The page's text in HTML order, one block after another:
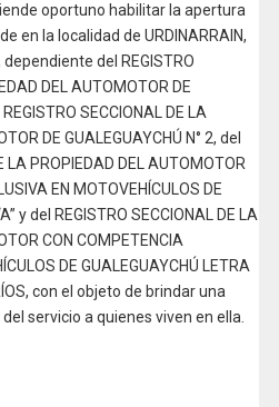
oportuno habilitar la apertura
en la localidad de URDINARRAIN,
dependiente del REGISTRO
DEL AUTOMOTOR DE
SECCIONAL DE LA
DE GUALEGUAYCHÚ N° 2, del
LA PROPIEDAD DEL AUTOMOTOR
EN MOTOVEHÍCULOS DE
y del REGISTRO SECCIONAL DE LA
CON COMPETENCIA
DE GUALEGUAYCHÚ LETRA
con el objeto de brindar una
servicio a quienes viven en ella.